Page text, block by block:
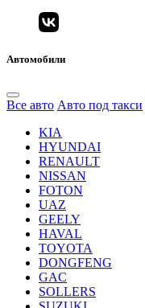
Автомобили
Все авто Авто под такси
KIA
HYUNDAI
RENAULT
NISSAN
FOTON
UAZ
GEELY
HAVAL
TOYOTA
DONGFENG
GAC
SOLLERS